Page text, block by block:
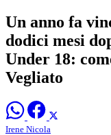
Un anno fa
dodici mesi
Under 18:
Vegliato
Irene Nicola